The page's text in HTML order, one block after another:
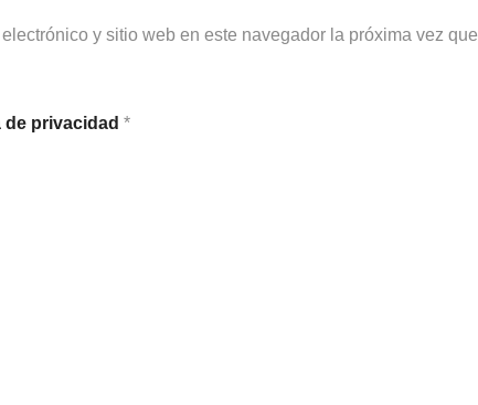
y sitio web en este navegador la próxima vez que
de privacidad *